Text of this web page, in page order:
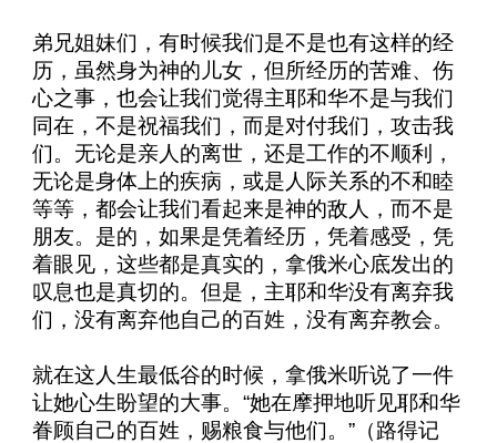
弟兄姐妹们，有时候我们是不是也有这样的经
历，虽然身为神的儿女，但所经历的苦难、伤
心之事，也会让我们觉得主耶和华不是与我们
同在，不是祝福我们，而是对付我们，攻击我
们。无论是亲人的离世，还是工作的不顺利，
无论是身体上的疾病，或是人际关系的不和睦
等等，都会让我们看起来是神的敌人，而不是
朋友。是的，如果是凭着经历，凭着感受，凭
着眼见，这些都是真实的，拿俄米心底发出的
叹息也是真切的。但是，主耶和华没有离弃我
们，没有离弃他自己的百姓，没有离弃教会。
就在这人生最低谷的时候，拿俄米听说了一件
让她心生盼望的大事。“她在摩押地听见耶和华
眷顾自己的百姓，赐粮食与他们。”（路得记